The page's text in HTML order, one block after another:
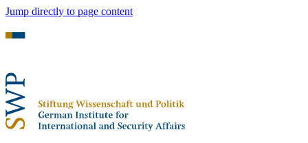
Jump directly to page content